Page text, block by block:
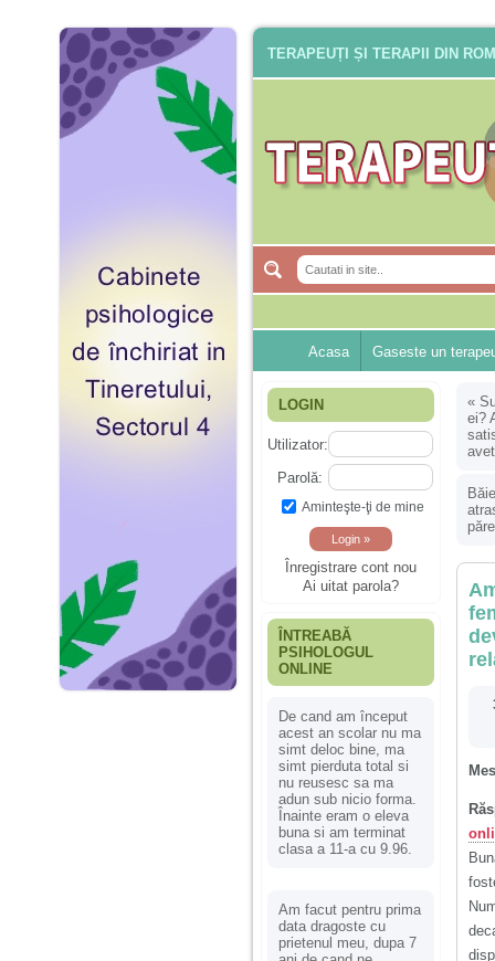
TERAPEUȚI ȘI TERAPII DIN
Acasa Gaseste un
LOGIN
Utilizator:
Parolă:
Aminteşte-ţi de mine
Înregistrare cont nou
Ai uitat parola?
ÎNTREABĂ
PSIHOLOGUL
ONLINE
De cand am început
acest an scolar nu ma
simt deloc bine, ma
simt pierduta total si
nu reusesc sa ma
adun sub nicio forma.
Înainte eram o eleva
buna si am terminat
clasa a 11-a cu 9.96.
Am facut pentru prima
data dragoste cu
prietenul meu, dupa 7
«
ei?